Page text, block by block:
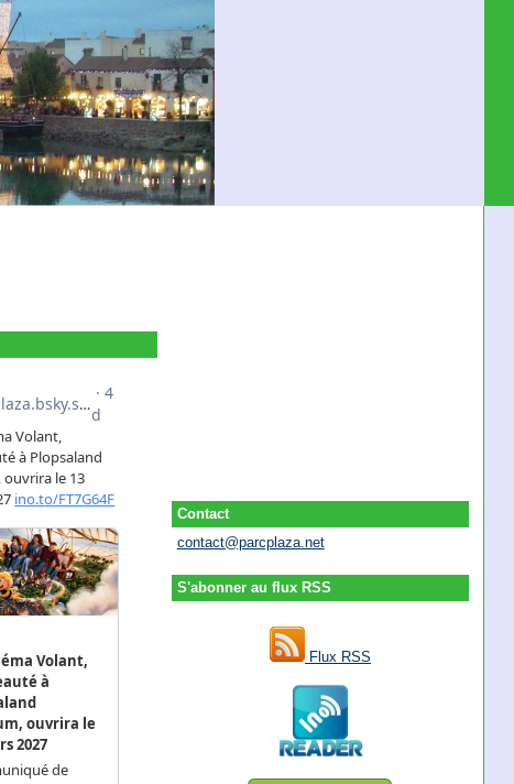
Contact
contact@parcplaza.net
S'abonner au flux RSS
Flux RSS